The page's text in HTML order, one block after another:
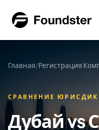
Главная/Регистрация
СРАВНЕНИЕ
Дубай vs